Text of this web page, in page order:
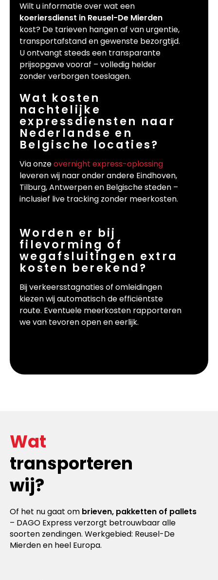
Wilt u informatie over wat een
koeriersdienst in Reusel-De Mierden
kost? De tarieven hangen af van urgentie,
transportafstand en gewenste bezorgtijd.
U ontvangt steeds een transparante
prijsopgave vooraf – volledig helder
zonder verborgen toeslagen.
Wat kosten
nachtelijke
expressdiensten naar
Nederlandse en
Belgische locaties?
Via onzeovernight express-oplossing
leveren wij naar onder andere Eindhoven,
Tilburg, Antwerpen en Belgische steden –
inclusief live tracking zonder meerkosten.
Worden er bij
filevorming of
wegafsluitingen extra
kosten berekend?
Bij verkeersstagnaties of omleidingen
kiezen wij automatisch de efficiëntste
route. Eventuele meerkosten rapporteren
we van tevoren open en eerlijk.
Wat
transporteren
wij?
Of het nu gaat om brieven, pakketten of pallets
– DAGO Express verzorgt betrouwbaar alle
soorten zendingen. Werkgebied: Reusel-De
Mierden en heel Europa.